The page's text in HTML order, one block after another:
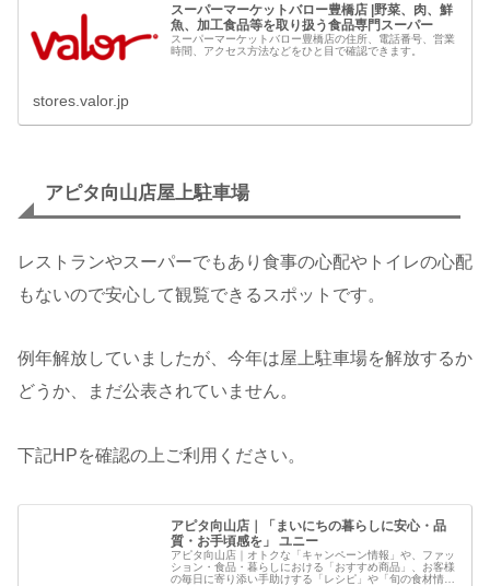
スーパーマーケットバロー豊橋店 |野菜、肉、鮮
魚、加工食品等を取り扱う食品専門スーパー
スーパーマーケットバロー豊橋店の住所、電話番号、営業
時間、アクセス方法などをひと目で確認できます。
stores.valor.jp
アピタ向山店屋上駐車場
レストランやスーパーでもあり食事の心配やトイレの心配
もないので安心して観覧できるスポットです。
例年解放していましたが、今年は屋上駐車場を解放するか
どうか、まだ公表されていません。
下記HPを確認の上ご利用ください。
アピタ向山店｜「まいにちの暮らしに安心・品
質・お手頃感を」 ユニー
アピタ向山店｜オトクな「キャンペーン情報」や、ファッ
ション・食品・暮らしにおける「おすすめ商品」、お客様
の毎日に寄り添い手助けする「レシピ」や「旬の食材情